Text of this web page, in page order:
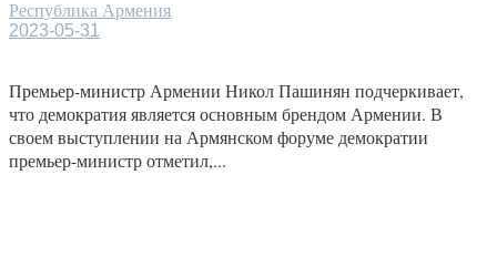
Республика Армения
2023-05-31
Премьер-министр Армении Никол Пашинян подчеркивает,
что демократия является основным брендом Армении. В
своем выступлении на Армянском форуме демократии
премьер-министр отметил,...